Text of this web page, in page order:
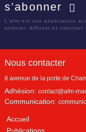
s’abonner
L'afm est une association
stimuler, diffuser et valoriser
Nous contacter
8 avenue de la porte de
Adhésion: contact@afm-
Communication:
Accueil